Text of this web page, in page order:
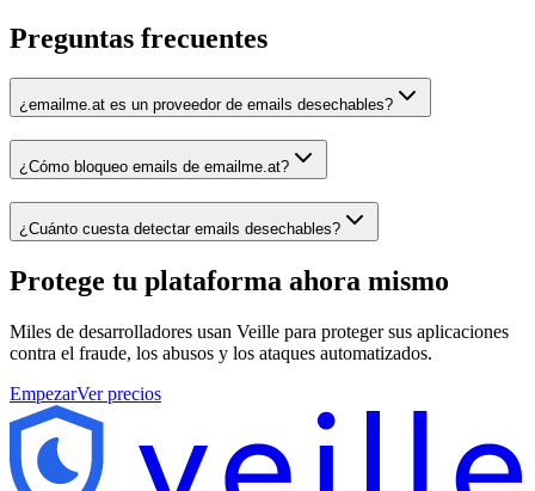
Preguntas frecuentes
¿emailme.at es un proveedor de emails desechables?
¿Cómo bloqueo emails de emailme.at?
¿Cuánto cuesta detectar emails desechables?
Protege tu plataforma ahora mismo
Miles de desarrolladores usan Veille para proteger sus aplicaciones
contra el fraude, los abusos y los ataques automatizados.
EmpezarVer precios